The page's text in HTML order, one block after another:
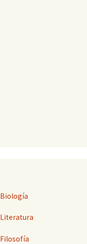
Biología
Literatura
Filosofía